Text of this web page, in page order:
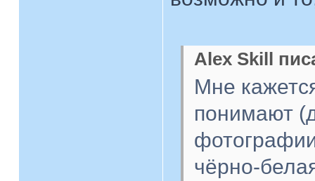
Alex Skill
Мне
понимают
чёрно-